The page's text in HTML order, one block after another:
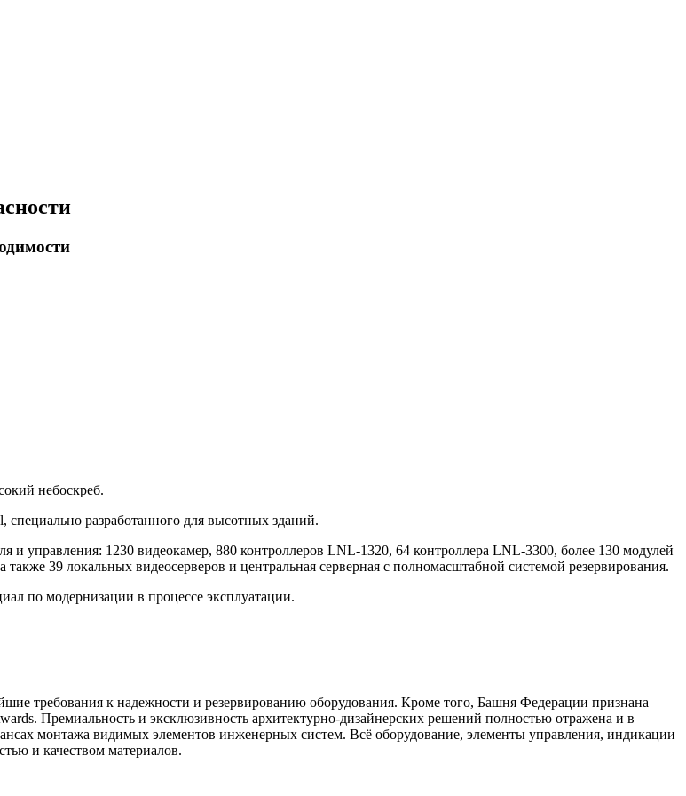
небоскреб.
разработанного для высотных зданий.
управления: 1230 видеокамер, 880 контроллеров LNL-1320, 64 контроллера LNL-3300, более 130 модулей
39 локальных видеосерверов и центральная серверная с полномасштабной системой резервирования.
по модернизации в процессе эксплуатации.
требования к надежности и резервированию оборудования. Кроме того, Башня Федерации признана
Премиальность и эксклюзивность архитектурно-дизайнерских решений полностью отражена и в
монтажа видимых элементов инженерных систем. Всё оборудование, элементы управления, индикации
и качеством материалов.